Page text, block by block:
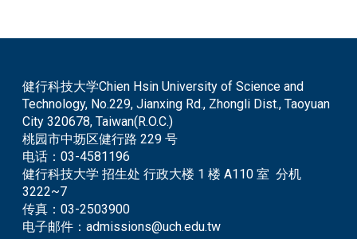
健行科技大学Chien Hsin University of Science and
Technology, No.229, Jianxing Rd., Zhongli Dist., Taoyuan
City 320678, Taiwan(R.O.C.)
桃园市中坜区健行路 229 号
电话：03-4581196
健行科技大学 招生处 行政大楼 1 楼 A110 室 分机
3222~7
传真：03-2503900
电子邮件：admissions@uch.edu.tw